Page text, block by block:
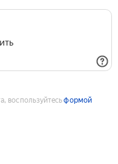
воспользуйтесьформой